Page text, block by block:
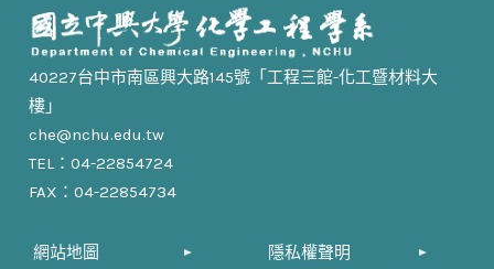
40227台中市南區興大路145號「工程三館-化工暨材料大
樓」
che@nchu.edu.tw
TEL：04-22854724
FAX：04-22854734
網站地圖 隱私權聲明